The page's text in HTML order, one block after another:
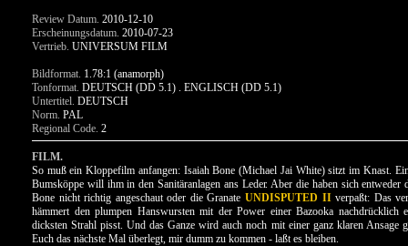
Review Datum. 2010-12-10
Erscheinungsdatum. 2010-07-23
Vertrieb. UNIVERSUM FILM
Bildformat. 1.78:1 (anamorph)
Tonformat. DEUTSCH (DD 5.1) . ENGLISCH (DD 5.1)
Untertitel. DEUTSCH
Norm. PAL
Regional Code. 2
FILM.
So muß ein Kloppefilm anfangen: Isaiah Bone (Michael Jai White) sitzt im Knast.
Bumsköppe will ihm in den Sanitäranlagen ans Leder. Aber die haben sich entweder
Bone nicht richtig angeschaut oder die GranateUNDISPUTED IIverpaßt: Das
hämmert den plumpen Hanswursten mit der Power einer Bazooka nachdrücklich
dicksten Strahl pisst. Und das Ganze wird auch noch mit einer ganz klaren Ansage
Euch das nächste Mal überlegt, mir dumm zu kommen - laßt es bleiben.